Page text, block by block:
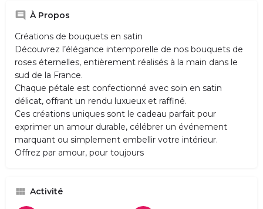
À Propos
Créations de bouquets en satin
Découvrez l’élégance intemporelle de nos bouquets de
roses éternelles, entièrement réalisés à la main dans le
sud de la France.
Chaque pétale est confectionné avec soin en satin
délicat, offrant un rendu luxueux et raffiné.
Ces créations uniques sont le cadeau parfait pour
exprimer un amour durable, célébrer un événement
marquant ou simplement embellir votre intérieur.
Offrez par amour, pour toujours
Activité